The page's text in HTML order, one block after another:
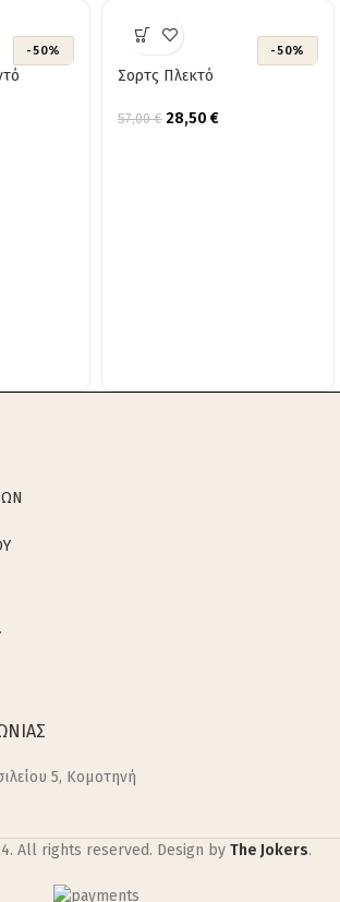
-50% -50%
Σορτς Πλεκτό
57,00€ 28,50 €
5, Κομοτηνή
All rights reserved. Design by The Jokers.